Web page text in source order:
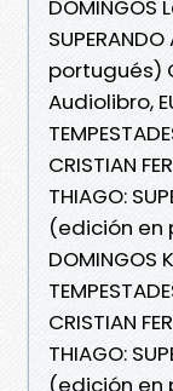
DOMINGOS
portugués)
Audiolibro,
CRISTIAN
THIAGO:
(edición en
DOMINGOS
CRISTIAN
THIAGO:
(edición en